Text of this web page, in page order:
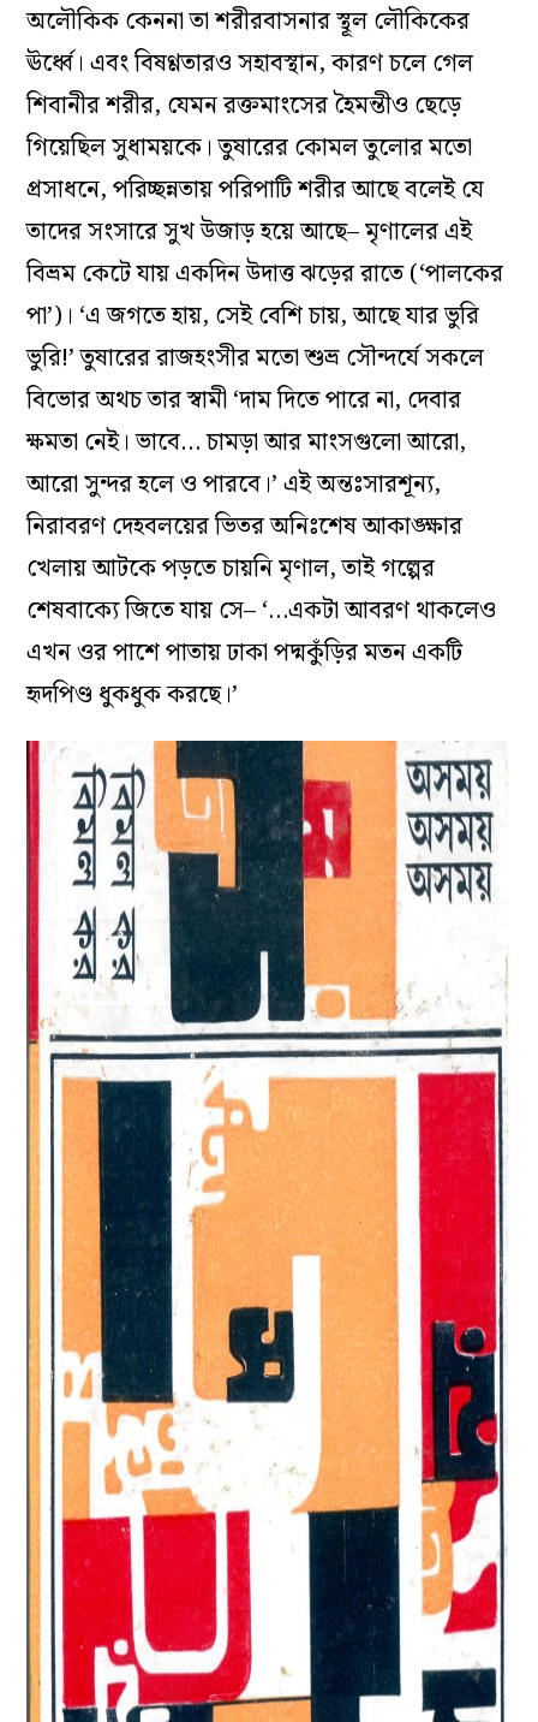
অলৌকিক কেননা তা শরীরবাসনার স্থূল লৌকিকের
ঊর্ধ্বে। এবং বিষণ্ণতারও সহাবস্থান, কারণ চলে গেল
শিবানীর শরীর, যেমন রক্তমাংসের হৈমন্তীও ছেড়ে
গিয়েছিল সুধাময়কে। তুষারের কোমল তুলোর মতো
প্রসাধনে, পরিচ্ছন্নতায় পরিপাটি শরীর আছে বলেই যে
তাদের সংসারে সুখ উজাড় হয়ে আছে– মৃণালের এই
বিভ্রম কেটে যায় একদিন উদাত্ত ঝড়ের রাতে (‘পালকের
পা’)। ‘এ জগতে হায়, সেই বেশি চায়, আছে যার ভুরি
ভুরি!’ তুষারের রাজহংসীর মতো শুভ্র সৌন্দর্যে সকলে
বিভোর অথচ তার স্বামী ‘দাম দিতে পারে না, দেবার
ক্ষমতা নেই। ভাবে… চামড়া আর মাংসগুলো আরো,
আরো সুন্দর হলে ও পারবে।’ এই অন্তঃসারশূন্য,
নিরাবরণ দেহবলয়ের ভিতর অনিঃশেষ আকাঙ্ক্ষার
খেলায় আটকে পড়তে চায়নি মৃণাল, তাই গল্পের
শেষবাক্যে জিতে যায় সে– ‘…একটা আবরণ থাকলেও
এখন ওর পাশে পাতায় ঢাকা পদ্মকুঁড়ির মতন একটি
হৃদপিণ্ড ধুকধুক করছে।’